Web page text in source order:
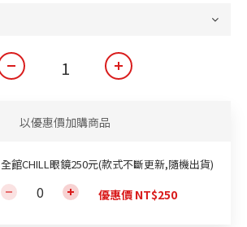
以優惠價加購商品
全館CHILL眼鏡250元(款式不斷更新,隨機出貨)
優惠價 NT$250